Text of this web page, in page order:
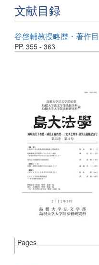
文献目録
谷啓輔教授略歴・著作
PP. 355 - 363
Pages